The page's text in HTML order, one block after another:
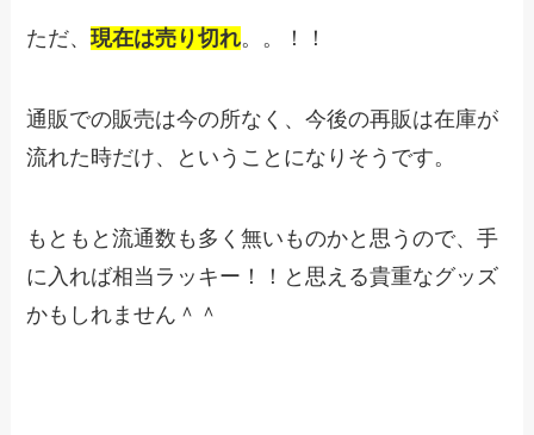
ただ、現在は売り切れ。。！！
通販での販売は今の所なく、今後の再販は在庫が
流れた時だけ、ということになりそうです。
もともと流通数も多く無いものかと思うので、手
に入れば相当ラッキー！！と思える貴重なグッズ
かもしれません＾＾